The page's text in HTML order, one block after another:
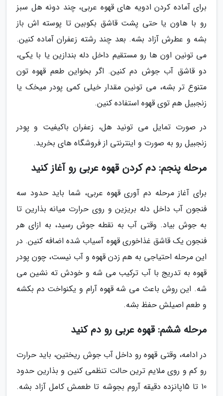
برای آماده کردن ادویه های قهوه عربی، چند دونه هل سبز
رو با هاون یا حتی پشت قاشق بکوبین تا پوسته اش باز
بشه و عطرش آزاد بشه. بعد چند رشته زعفران آماده کنین.
می تونین اون ها رو مستقیم داخل دله بندازین یا با یکی،
دو قاشق آب جوش دم کنین. اگر بخواین طعم قهوه تون
متنوع تر بشه، می تونین مقدار خیلی کمی پودر میخک یا
زنجبیل هم توی قهوه استفاده کنین.
در صورت تمایل می تونید هل، زعفران باکیفیت و پودر
زنجبیل رو به صورت و اینترنتی از فروشگاه های بخرید.
مرحله پنجم: دم کردن قهوه عربی رو آغاز کنید
برای آغاز مرحله دم آوری قهوه عربی، شما باید حدود سه
فنجون آب داخل دله بریزین و روی حرارت میانه بذارین تا
به جوش بیاد. وقتی آب به نقطه جوش رسید، به ازای هر
فنجون یک قاشق غذاخوری قهوه آسیاب شده اضافه کنین. در
این مرحله احتیاجی به هم زدن قهوه و آب نیست، چون پودر
قهوه به تدریج با آب ترکیب می شه و خودش ته نشین می
شه. این روش باعث می شه قهوه آرام و یکنواخت دم بکشه
و طعم اصیلش حفظ بشه.
مرحله ششم: قهوه عربی رو دم کنید
در ادامه، وقتی قهوه رو داخل آب جوش ریختین، باید حرارت
رو کم و روی ملایم ترین حالت تنظمی کنین و بذارین حدود
10 تا 15پانزده دقیقه آروم بجوشه تا طعمش کامل آزاد بشه.